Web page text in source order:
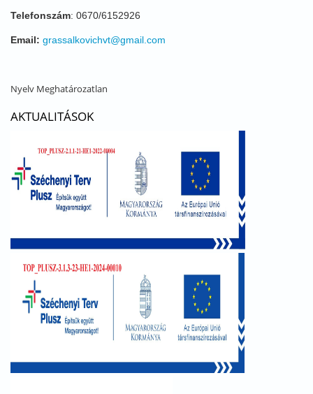
Telefonszám: 0670/6152926
Email: grassalkovichvt@gmail.com
Nyelv Meghatározatlan
AKTUALITÁSOK